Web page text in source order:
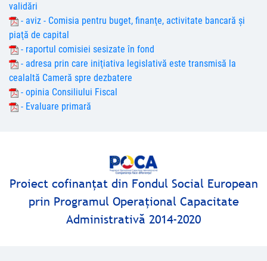
validări
- aviz - Comisia pentru buget, finanţe, activitate bancară şi
piaţă de capital
- raportul comisiei sesizate în fond
- adresa prin care iniţiativa legislativă este transmisă la
cealaltă Cameră spre dezbatere
- opinia Consiliului Fiscal
- Evaluare primară
Proiect cofinanţat din Fondul Social European
prin Programul Operaţional Capacitate
Administrativă 2014-2020